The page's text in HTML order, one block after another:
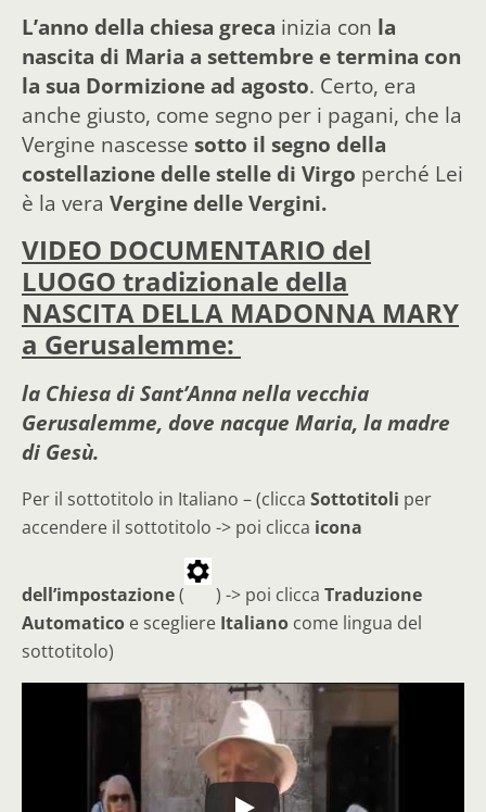
L’anno della chiesa greca inizia con la
nascita di Maria a settembre e termina con
la sua Dormizione ad agosto. Certo, era
anche giusto, come segno per i pagani, che la
Vergine nascesse sotto il segno della
costellazione delle stelle di Virgo perché Lei
è la vera Vergine delle Vergini.
VIDEO DOCUMENTARIO del
LUOGO tradizionale della
NASCITA DELLA MADONNA MARY
a Gerusalemme:
la Chiesa di Sant’Anna nella vecchia
Gerusalemme, dove nacque Maria, la madre
di Gesù.
Per il sottotitolo in Italiano – (clicca Sottotitoli per
accendere il sottotitolo -> poi clicca icona
dell’impostazione( ) -> poi clicca Traduzione
Automatico e scegliere Italiano come lingua del
sottotitolo)